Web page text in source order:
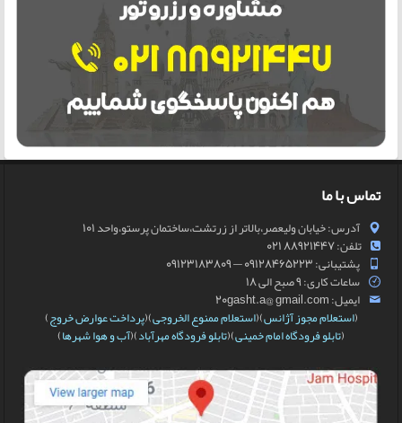
تماس با ما
آدرس: خیابان ولیعصر،بالاتر از زرتشت،ساختمان پرستو،واحد 101
تلفن: 88921447 021
پشتیبانی: 09128465223 — 09123183809
ساعات کاری: 9 صبح الی 18
ایمیل: 20gasht.a@ gmail.com
(استعلام مجوز آژانس)(استعلام ممنوع الخروجی)(پرداخت عوارض خروج)
(تابلو فرودگاه امام خمینی)(تابلو فرودگاه مهرآباد)(آب و هوا شهرها)